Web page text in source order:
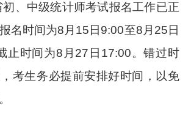
、中级统计师考试报名工作已正
名时间为8月15日9:00至8月25日
止时间为8月27日17:00。错过时
考生务必提前安排好时间，以免